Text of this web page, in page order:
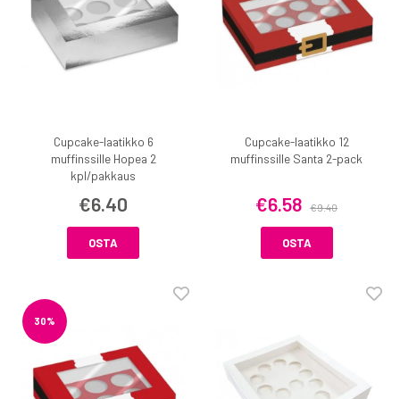
Cupcake-laatikko 6
muffinssille Hopea 2
kpl/pakkaus
€6.40
OSTA
Cupcake-laatikko 12
muffinssille Santa 2-pack
€6.58 €9.40
OSTA
30%